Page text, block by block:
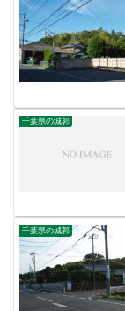
千葉県の城郭
千葉県の城郭